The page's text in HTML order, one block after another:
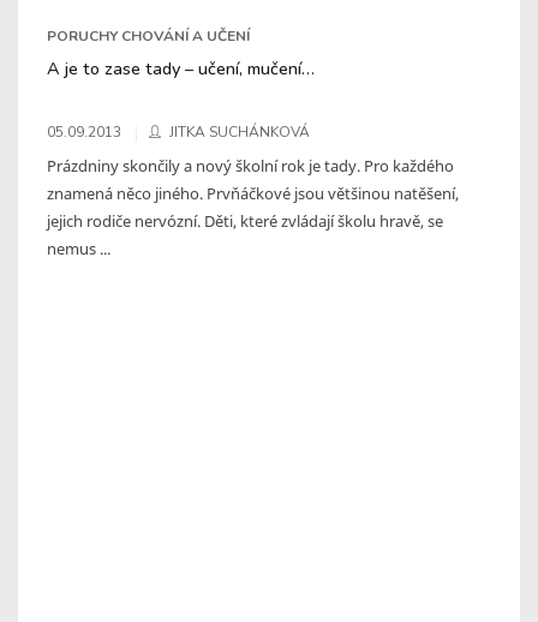
PORUCHY CHOVÁNÍ A UČENÍ
A je to zase tady – učení, mučení…
05.09.2013 JITKA SUCHÁNKOVÁ
Prázdniny skončily a nový školní rok je tady. Pro každého
znamená něco jiného. Prvňáčkové jsou většinou natěšení,
jejich rodiče nervózní. Děti, které zvládají školu hravě, se
nemus ...